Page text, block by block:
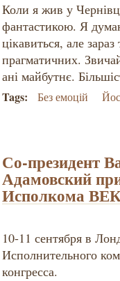
Коли я жив у
фантастикою. Я
цікавиться, але
прагматичних.
ані майбутнє.
Tags: Без емоцій
Со-президент
Адамовский
Исполкома
10-11 сентября в
Исполнительного
конгресса.